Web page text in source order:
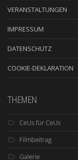
VERANSTALTUNGEN
IMPRESSUM
DATENSCHUTZ
COOKIE-DEKLARATION
THEMEN
CeUs für CeUs
Filmbeitrag
Galerie